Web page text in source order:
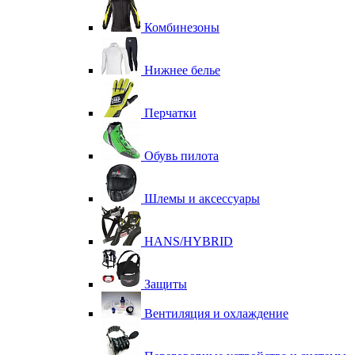
Комбинезоны
Нижнее белье
Перчатки
Обувь пилота
Шлемы и аксессуары
HANS/HYBRID
Защиты
Вентиляция и охлаждение